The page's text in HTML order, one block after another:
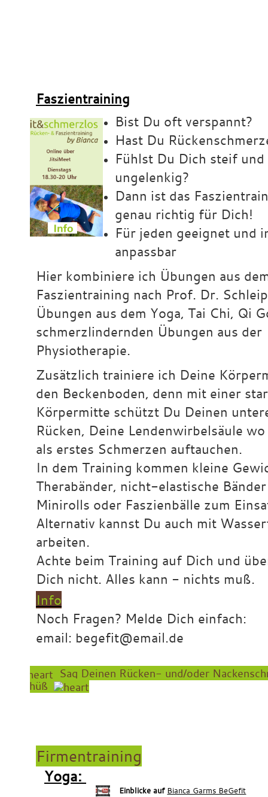
Faszientraining
Bist Du oft verspannt?
Hast Du
Fühlst Du Dich steif und
ungelenkig?
Dann ist das
genau richtig für Dich!
Für jeden geeignet und
anpassbar
Hier kombiniere ich Übungen aus
Faszientraining nach Prof. Dr.
Übungen aus dem Yoga, Tai Chi, Qi
schmerzlindernden Übungen aus der
Physiotherapie.
Zusätzlich trainiere ich Deine
den Beckenboden, denn mit einer
Körpermitte schützt Du Deinen
Rücken, Deine Lendenwirbelsäule
als erstes Schmerzen auftauchen.
In dem Training kommen kleine
Therabänder, nicht-elastische
Minirolls oder Faszienbälle zum
Alternativ kannst Du auch mit
arbeiten.
Achte beim Training auf Dich und
Dich nicht. Alles kann - nichts muß.
Info
Noch Fragen? Melde Dich einfach:
email: begefit@email.de
Sag Deinen Rücken- und/oder
Tschüß
Firmentraining
Yoga:
Einblicke auf Bianca Garms BeGefit